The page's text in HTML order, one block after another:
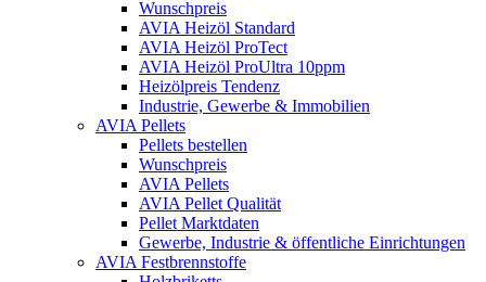
Wunschpreis
AVIA Heizöl Standard
AVIA Heizöl ProTect
AVIA Heizöl ProUltra 10ppm
Heizölpreis Tendenz
Industrie, Gewerbe & Immobilien
AVIA Pellets
Pellets bestellen
Wunschpreis
AVIA Pellets
AVIA Pellet Qualität
Pellet Marktdaten
Gewerbe, Industrie & öffentliche Einrichtungen
AVIA Festbrennstoffe